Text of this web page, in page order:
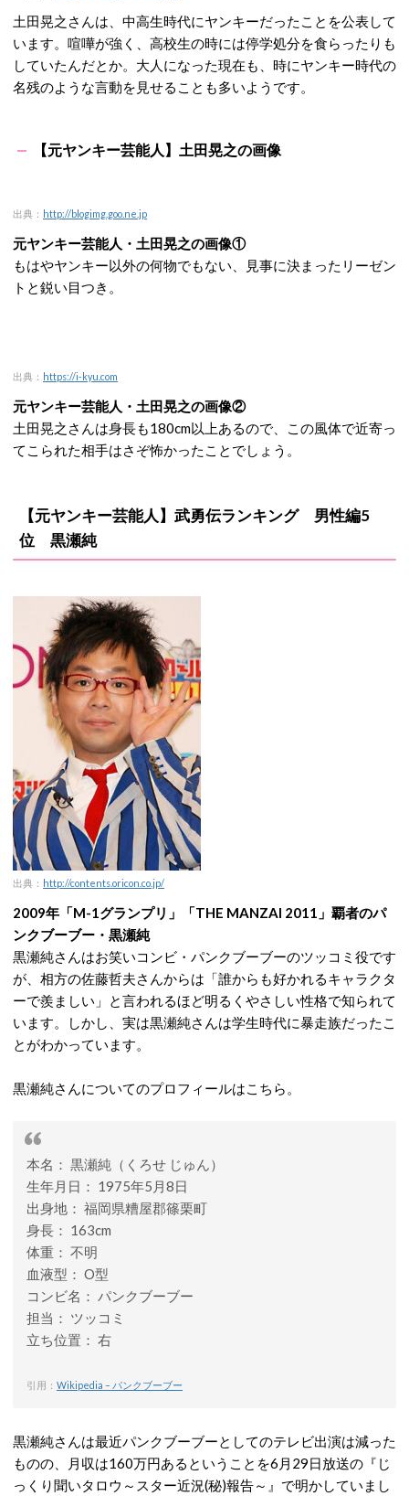
土田晃之さんは、中高生時代にヤンキーだったことを公表して
います。喧嘩が強く、高校生の時には停学処分を食らったりも
していたんだとか。大人になった現在も、時にヤンキー時代の
名残のような言動を見せることも多いようです。
【元ヤンキー芸能人】土田晃之の画像
出典： http://blogimg.goo.ne.jp
元ヤンキー芸能人・土田晃之の画像①
もはやヤンキー以外の何物でもない、見事に決まったリーゼン
トと鋭い目つき。
出典： https://i-kyu.com
元ヤンキー芸能人・土田晃之の画像②
土田晃之さんは身長も180cm以上あるので、この風体で近寄っ
てこられた相手はさぞ怖かったことでしょう。
【元ヤンキー芸能人】武勇伝ランキング 男性編5
位 黒瀬純
出典： http://contents.oricon.co.jp/
2009年「M-1グランプリ」「THE MANZAI 2011」覇者のパ
ンクブーブー・黒瀬純
黒瀬純さんはお笑いコンビ・パンクブーブーのツッコミ役です
が、相方の佐藤哲夫さんからは「誰からも好かれるキャラクタ
ーで羨ましい」と言われるほど明るくやさしい性格で知られて
います。しかし、実は黒瀬純さんは学生時代に暴走族だったこ
とがわかっています。
黒瀬純さんについてのプロフィールはこちら。
本名： 黒瀬純（くろせ じゅん）
生年月日： 1975年5月8日
出身地： 福岡県糟屋郡篠栗町
身長： 163cm
体重： 不明
血液型： O型
コンビ名： パンクブーブー
担当： ツッコミ
立ち位置： 右
引用： Wikipedia – パンクブーブー
黒瀬純さんは最近パンクブーブーとしてのテレビ出演は減った
ものの、月収は160万円あるということを6月29日放送の『じ
っくり聞いタロウ～スター近況(秘)報告～』で明かしていまし